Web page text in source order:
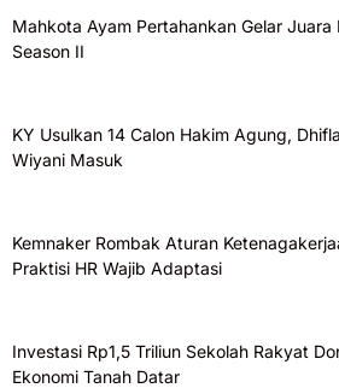
Mahkota Ayam Pertahankan Gelar Juara
Season II
KY Usulkan 14 Calon Hakim Agung, Dhifla
Wiyani Masuk
Kemnaker Rombak Aturan
Praktisi HR Wajib Adaptasi
Investasi Rp1,5 Triliun Sekolah Rakyat
Ekonomi Tanah Datar